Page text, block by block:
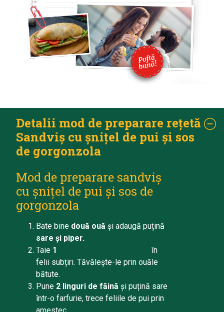
Detalii mod de preparare rețetă
Sandviș cu șnițel de pui și sos
de gorgonzola
Mod de preparare sandviș
cu șnițel de pui și sos de
gorgonzola
Bate bine două ouă și adaugă puțină
sare și piper.
Taie 1
în
felii subțiri. Tăvălește-le prin ouăle
bătute.
Pune 2 linguri de făină și puțină sare
într-o farfurie, trece feliile de pui prin